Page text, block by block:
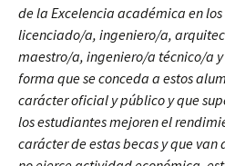
de la Excelencia académica en
licenciado/a, ingeniero/a,
maestro/a, ingeniero/a técnico/a
forma que se conceda a estos
carácter oficial y público y que
los estudiantes mejoren el
carácter de estas becas y que